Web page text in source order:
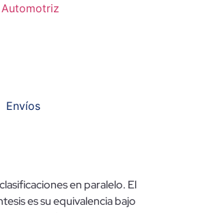
Envíos
en paralelo. El
es su equivalencia bajo